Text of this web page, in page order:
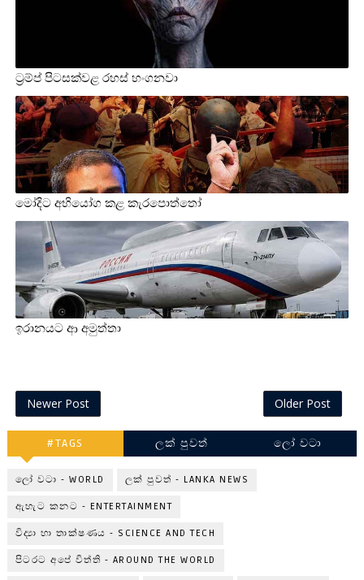
ට්‍රම්ප් පිටසක්වළ රහස් හංගනවා
මෝදිට අභියෝග කළ කැරපොත්තෝ
ඉරානයට ආ අමුත්තා
Newer Post Older Post
#TAGS ලක් පුවත් ලෝ වටා
ලෝ වටා - WORLD ලක් පුවත් - LANKA NEWS
ඇහැට කනට - ENTERTAINMENT
විද්‍යා හා තාක්ෂණය - SCIENCE AND TECH
පිටරට අපේ විත්ති - AROUND THE WORLD